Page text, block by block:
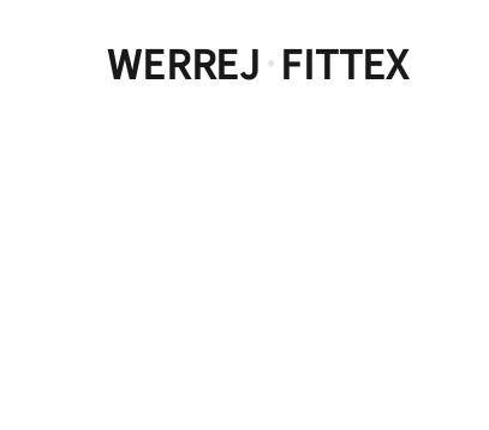
WERREJ·FITTEX